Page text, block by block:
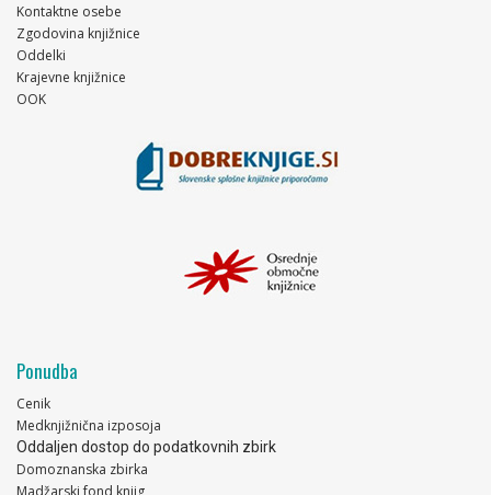
Kontaktne osebe
Zgodovina knjižnice
Oddelki
Krajevne knjižnice
OOK
Ponudba
Cenik
Medknjižnična izposoja
Oddaljen dostop do podatkovnih zbirk
Domoznanska zbirka
Madžarski fond knjig